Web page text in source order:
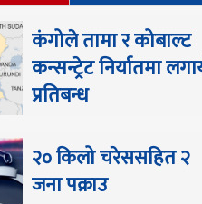
कंगोले तामा र कोबाल्ट
कन्सन्ट्रेट निर्यातमा
प्रतिबन्ध
२० किलो चरेससहित २
जना पक्राउ